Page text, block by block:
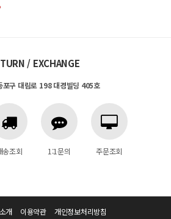
/ EXCHANGE
포구 대림로 198 대경빌딩 405호
송조회 1:1문의 주문조회
개 이용약관 개인정보처리방침